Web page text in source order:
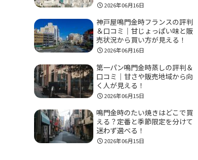
2026年06月16日
神戸屋鳴門金時フランスの評判
＆口コミ｜甘じょっぱい味と販
売状況から買い方が見える！
2026年06月16日
第一パン鳴門金時蒸しの評判＆
口コミ｜甘さや販売地域から向
く人が見える！
2026年06月15日
鳴門金時のたい焼きはどこで買
える？定番と季節限定を分けて
迷わず選べる！
2026年06月15日